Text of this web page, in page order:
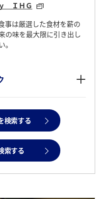
ＩＨＧ
事は厳選した食材を薪の
の味を最大限に引き出し
検索する
索する